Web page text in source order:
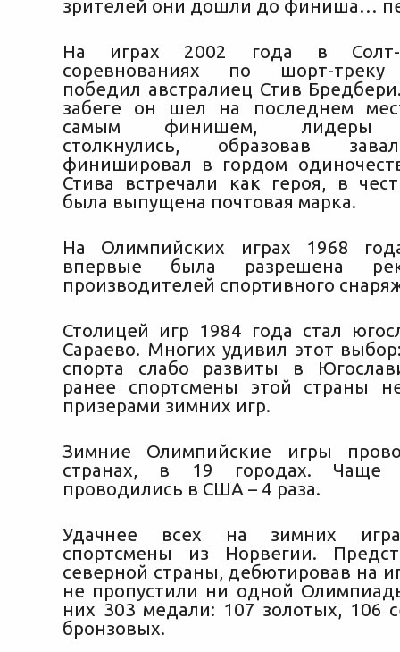
зрителей они дошли до финиша…
На играх 2002 года в Солт-
соревнованиях по шорт-треку
победил австралиец Стив
забеге он шел на последнем
самым финишем, лидеры
столкнулись, образовав
финишировал в гордом
Стива встречали как героя, в
была выпущена почтовая марка.
На Олимпийских играх 1968
впервые была разрешена
производителей спортивного
Столицей игр 1984 года стал
Сараево. Многих удивил этот
спорта слабо развиты в
ранее спортсмены этой страны
призерами зимних игр.
Зимние Олимпийские игры
странах, в 19 городах. Чаще
проводились в США – 4 раза.
Удачнее всех на зимних
спортсмены из Норвегии.
северной страны, дебютировав на
не пропустили ни одной
них 303 медали: 107 золотых, 106
бронзовых.